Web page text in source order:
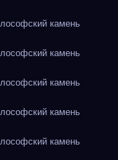
камень
камень
камень
камень
камень